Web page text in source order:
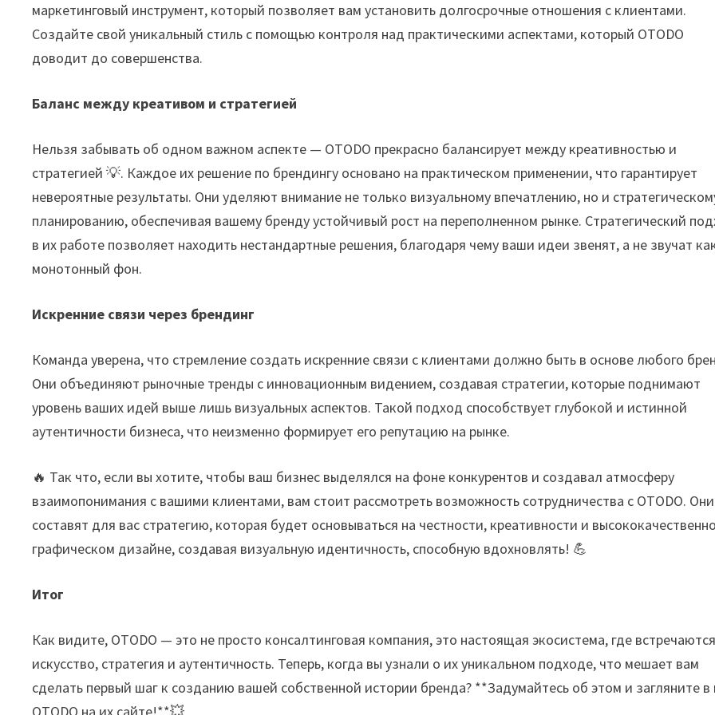
маркетинговый инструмент, который позволяет вам установить долгосрочные отношения с клиентами.
Создайте свой уникальный стиль с помощью контроля над практическими аспектами, который OTODO
доводит до совершенства.
Баланс между креативом и стратегией
Нельзя забывать об одном важном аспекте — OTODO прекрасно балансирует между креативностью и
стратегией 💡. Каждое их решение по брендингу основано на практическом применении, что гарантирует
невероятные результаты. Они уделяют внимание не только визуальному впечатлению, но и
планированию, обеспечивая вашему бренду устойчивый рост на переполненном рынке. Стратегический
в их работе позволяет находить нестандартные решения, благодаря чему ваши идеи звенят, а не звучат
монотонный фон.
Искренние связи через брендинг
Команда уверена, что стремление создать искренние связи с клиентами должно быть в основе любого
Они объединяют рыночные тренды с инновационным видением, создавая стратегии, которые поднимают
уровень ваших идей выше лишь визуальных аспектов. Такой подход способствует глубокой и истинной
аутентичности бизнеса, что неизменно формирует его репутацию на рынке.
🔥 Так что, если вы хотите, чтобы ваш бизнес выделялся на фоне конкурентов и создавал атмосферу
взаимопонимания с вашими клиентами, вам стоит рассмотреть возможность сотрудничества с OTODO. Они
составят для вас стратегию, которая будет основываться на честности, креативности и
графическом дизайне, создавая визуальную идентичность, способную вдохновлять! 💪
Итог
Как видите, OTODO — это не просто консалтинговая компания, это настоящая экосистема, где встречаются
искусство, стратегия и аутентичность. Теперь, когда вы узнали о их уникальном подходе, что мешает вам
сделать первый шаг к созданию вашей собственной истории бренда? **Задумайтесь об этом и загляните в